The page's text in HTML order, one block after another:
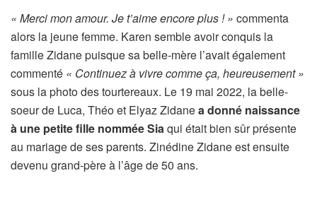
« Merci mon amour. Je t’aime encore plus ! » commenta
alors la jeune femme. Karen semble avoir conquis la
famille Zidane puisque sa belle-mère l’avait également
commenté « Continuez à vivre comme ça, heureusement »
sous la photo des tourtereaux. Le 19 mai 2022, la belle-
soeur de Luca, Théo et Elyaz Zidanea donné naissance
à une petite fille nommée Siaqui était bien sûr présente
au mariage de ses parents. Zinédine Zidane est ensuite
devenu grand-père à l’âge de 50 ans.